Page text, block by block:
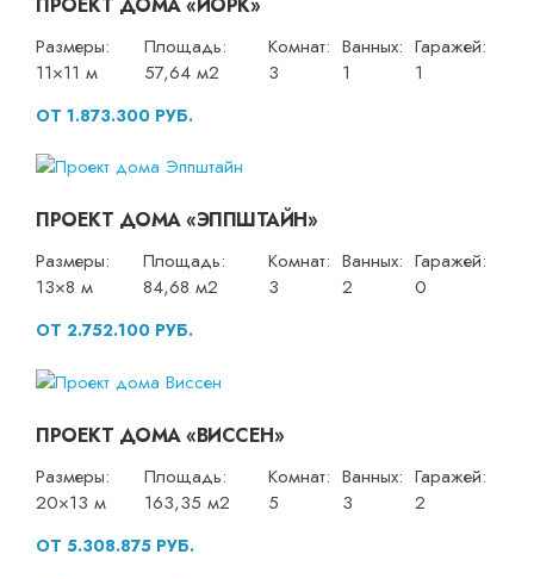
Размеры:
11×11 м
Площадь:
57,64 м2
Комнат:
3
Ванных:
1
Гаражей:
1
ОТ 1.873.300 РУБ.
ПРОЕКТ ДОМА «ЭППШТАЙН»
Размеры:
13×8 м
Площадь:
84,68 м2
Комнат:
3
Ванных:
2
Гаражей:
0
ОТ 2.752.100 РУБ.
ПРОЕКТ ДОМА «ВИССЕН»
Размеры:
20×13 м
Площадь:
163,35 м2
Комнат:
5
Ванных:
3
Гаражей:
2
ОТ 5.308.875 РУБ.